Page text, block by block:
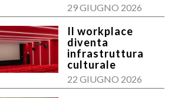
29 GIUGNO 2026
Il workplace
diventa
infrastruttura
culturale
22 GIUGNO 2026